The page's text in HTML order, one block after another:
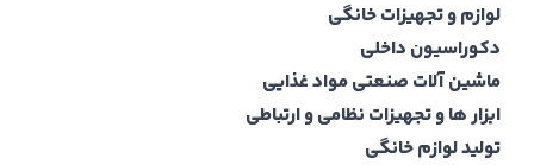
لوازم و تجهیزات خانگی
دکوراسیون داخلی
ماشین آلات صنعتی مواد غذایی
ابزار ها و تجهیزات نظامی و ارتباطی
تولید لوازم خانگی